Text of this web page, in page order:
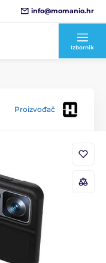
info@momanio.hr
Izbornik
Proizvođač